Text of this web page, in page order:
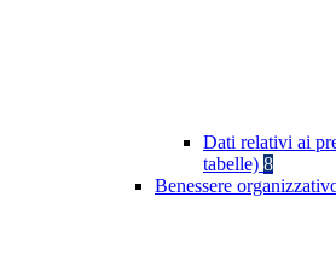
Dati relativi ai
tabelle) 8
Benessere